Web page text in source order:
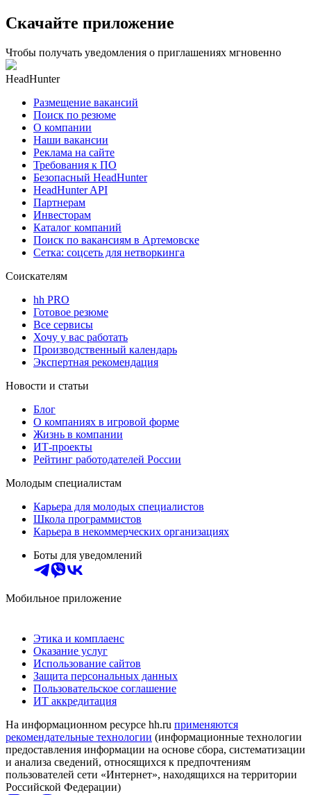
Скачайте приложение
Чтобы получать уведомления о приглашениях мгновенно
HeadHunter
Размещение вакансий
Поиск по резюме
О компании
Наши вакансии
Реклама на сайте
Требования к ПО
Безопасный HeadHunter
HeadHunter API
Партнерам
Инвесторам
Каталог компаний
Поиск по вакансиям в Артемовске
Сетка: соцсеть для нетворкинга
Соискателям
hh PRO
Готовое резюме
Все сервисы
Хочу у вас работать
Производственный календарь
Экспертная рекомендация
Новости и статьи
Блог
О компаниях в игровой форме
Жизнь в компании
ИТ-проекты
Рейтинг работодателей России
Молодым специалистам
Карьера для молодых специалистов
Школа программистов
Карьера в некоммерческих организациях
Боты для уведомлений
Мобильное приложение
Этика и комплаенс
Оказание услуг
Использование сайтов
Защита персональных данных
Пользовательское соглашение
ИТ аккредитация
На информационном ресурсе hh.ru применяются
рекомендательные технологии (информационные технологии
предоставления информации на основе сбора, систематизации
и анализа сведений, относящихся к предпочтениям
пользователей сети «Интернет», находящихся на территории
Российской Федерации)